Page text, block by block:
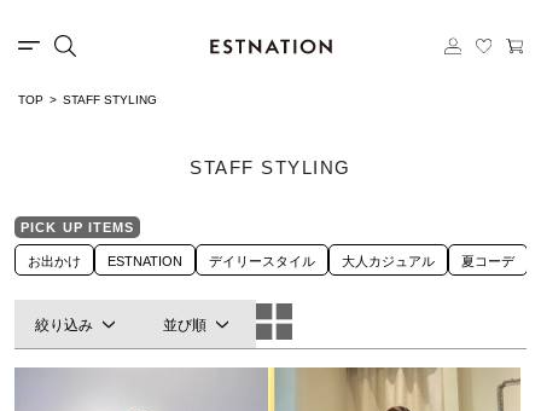
TOP STAFF STYLING
STAFF STYLING
PICK UP ITEMS
お出かけ ESTNATION デイリースタイル 大人カジュアル 夏コーデ
絞り込み 並び順